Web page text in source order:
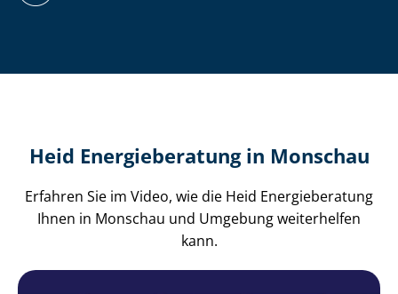
Heid Energieberatung in Monschau
Erfahren Sie im Video, wie die Heid Energieberatung
Ihnen in Monschau und Umgebung weiterhelfen
kann.